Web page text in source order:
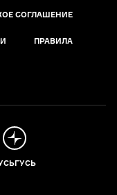
СОГЛАШЕНИЕ
ПРАВИЛА